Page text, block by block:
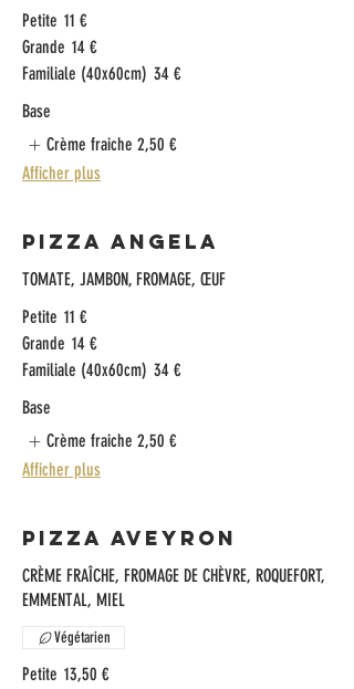
Petite 11 €
Grande 14 €
Familiale (40x60cm) 34 €
Base
Crème fraiche 2,50 €
Afficher plus
Pizza Angela
TOMATE, JAMBON, FROMAGE, ŒUF​
Petite 11 €
Grande 14 €
Familiale (40x60cm) 34 €
Base
Crème fraiche 2,50 €
Afficher plus
Pizza Aveyron
CRÈME FRAÎCHE, FROMAGE DE CHÈVRE, ROQUEFORT,
EMMENTAL, MIEL
Petite 13,50 €
Végétarien